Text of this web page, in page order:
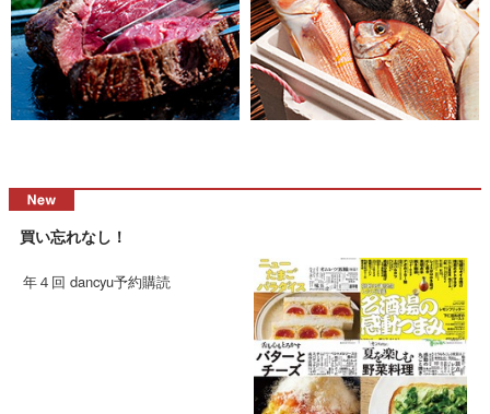
買い忘れなし！
年４回 dancyu予約購読